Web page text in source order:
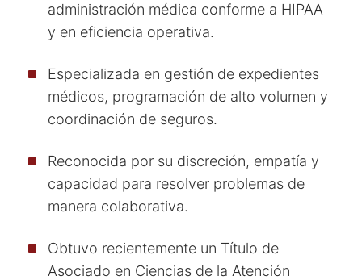
administración médica conforme a HIPAA
y en eficiencia operativa.
Especializada en gestión de expedientes
médicos, programación de alto volumen y
coordinación de seguros.
Reconocida por su discreción, empatía y
capacidad para resolver problemas de
manera colaborativa.
Obtuvo recientemente un Título de
Asociado en Ciencias de la Atención